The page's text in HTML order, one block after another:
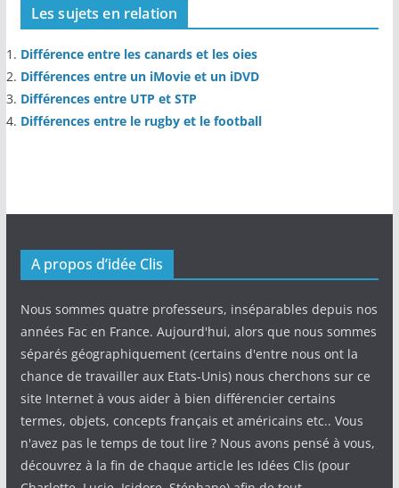
Les sujets en relation
Différence entre les canards et les oies
Différences entre un iMovie et un iDVD
Différences entre UTP et STP
Différences entre le rugby et le football
A propos d’idée Clis
Nous sommes quatre professeurs, inséparables depuis nos
années Fac en France. Aujourd'hui, alors que nous sommes
séparés géographiquement (certains d'entre nous ont la
chance de travailler aux Etats-Unis) nous cherchons sur ce
site Internet à vous aider à bien différencier certains
termes, objets, concepts français et américains etc.. Vous
n'avez pas le temps de tout lire ? Nous avons pensé à vous,
découvrez à la fin de chaque article les Idées Clis (pour